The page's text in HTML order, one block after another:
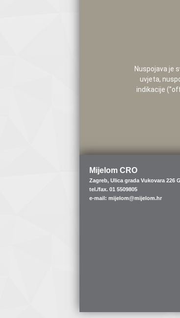
Nuspojava je
uvjeta,
indikacije
Mijelom CRO
Zagreb, Ulica grada Vukovara 226 G
tel./fax. 01 5509805
e-mail: mijelom@mijelom.hr